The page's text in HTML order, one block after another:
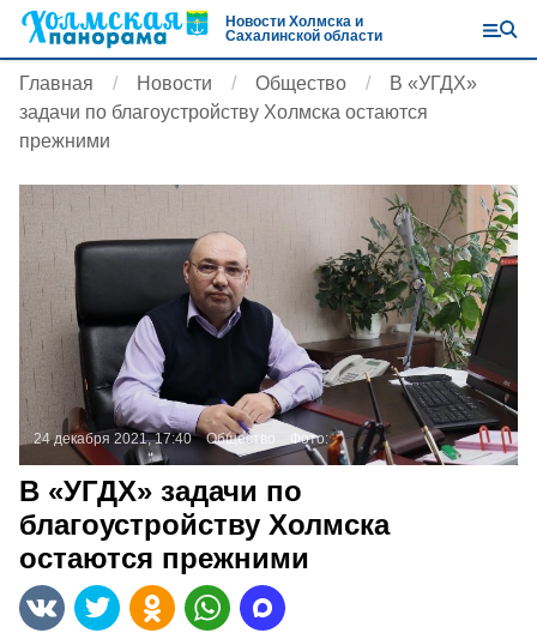
Новости Холмска и
Сахалинской области
Главная Новости Общество
В «УГДХ»
задачи по благоустройству Холмска остаются
прежними
24 декабря 2021, 17:40 Общество Фото:
В «УГДХ» задачи по
благоустройству Холмска
остаются прежними